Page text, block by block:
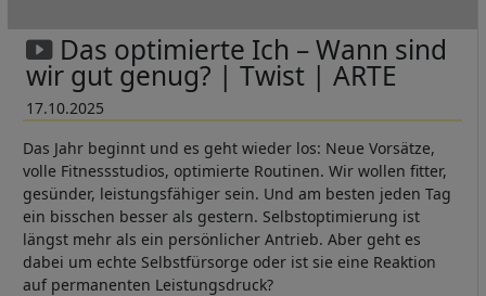
17.10.2025
Das optimierte Ich – Wann sind
wir gut genug? | Twist | ARTE
Das Jahr beginnt und es geht wieder los: Neue Vorsätze,
volle Fitnessstudios, optimierte Routinen. Wir wollen fitter,
gesünder, leistungsfähiger sein. Und am besten jeden Tag
ein bisschen besser als gestern. Selbstoptimierung ist
längst mehr als ein persönlicher Antrieb. Aber geht es
dabei um echte Selbstfürsorge oder ist sie eine Reaktion
auf permanenten Leistungsdruck?